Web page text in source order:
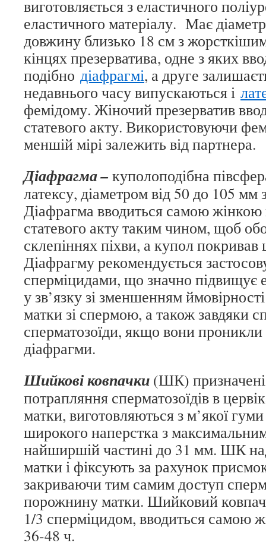
виготовляється з еластичного
еластичного матеріалу. Має
довжину близько 18 см з
кінцях презерватива, одне з яких
подібно діафрагмі, а друге
недавнього часу випускаються і
фемідому. Жіночий презерватив
статевого акту. Використовуючи
меншій мірі залежить від партнера.
Діафрагма – куполоподібна
латексу, діаметром від 50 до 105
Діафрагма вводиться самою жінкою
статевого акту таким чином, щоб
склепіннях піхви, а купол
Діафрагму рекомендується
сперміцидами, що значно підвищує
у зв’язку зі зменшенням
матки зі спермою, а також завдяки
сперматозоїди, якщо вони проникли
діафрагми.
Шийкові ковпачки (ШК) призначені
потрапляння сперматозоїдів в
матки, виготовляються з м’якої
широкого наперстка з
найширшій частині до 31 мм. ШК
матки і фіксують за рахунок
закриваючи тим самим доступ
порожнину матки. Шийковий
1/3 сперміцидом, вводиться самою
36-48 ч.